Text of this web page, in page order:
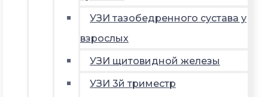
УЗИ тазобедренного сустава у
взрослых
УЗИ щитовидной железы
УЗИ 3й триместр